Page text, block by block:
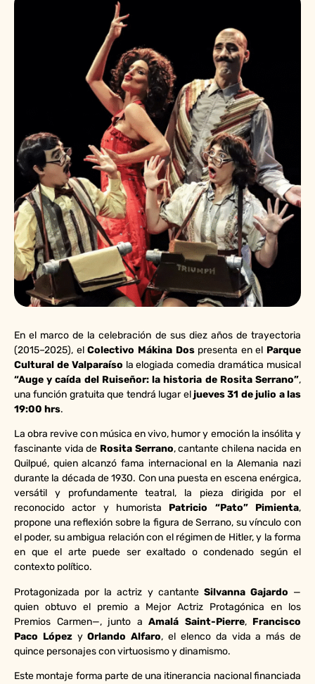
En el marco de la celebración de sus diez años de trayectoria
(2015–2025), elColectivo Mákina Dospresenta en el Parque
Cultural de Valparaíso la elogiada comedia dramática musical
“Auge y caída del Ruiseñor: la historia de Rosita Serrano”,
una función gratuita que tendrá lugar el jueves 31 de julio a las
19:00 hrs.
La obra revive con música en vivo, humor y emoción la insólita y
fascinante vida de Rosita Serrano, cantante chilena nacida en
Quilpué, quien alcanzó fama internacional en la Alemania nazi
durante la década de 1930. Con una puesta en escena enérgica,
versátil y profundamente teatral, la pieza dirigida por el
reconocido actor y humorista Patricio “Pato” Pimienta,
propone una reflexión sobre la figura de Serrano, su vínculo con
el poder, su ambigua relación con el régimen de Hitler, y la forma
en que el arte puede ser exaltado o condenado según el
contexto político.
Protagonizada por la actriz y cantante Silvanna Gajardo —
quien obtuvo el premio a Mejor Actriz Protagónica en los
Premios Carmen—, junto a Amalá Saint-Pierre, Francisco
Paco LópezyOrlando Alfaro, el elenco da vida a más de
quince personajes con virtuosismo y dinamismo.
Este montaje forma parte de una itinerancia nacional financiada